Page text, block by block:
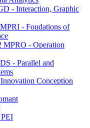
- Interaction, Graphic
- Foudations of
- Operation
- Parallel and
Conception
PEI